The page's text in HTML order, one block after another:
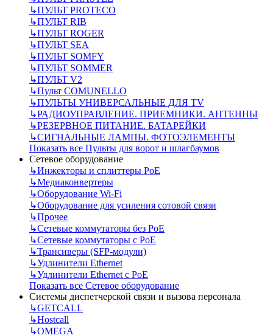
↳ПУЛЬТ PROTECO
↳ПУЛЬТ RIB
↳ПУЛЬТ ROGER
↳ПУЛЬТ SEA
↳ПУЛЬТ SOMFY
↳ПУЛЬТ SOMMER
↳ПУЛЬТ V2
↳Пульт СOMUNELLO
↳ПУЛЬТЫ УНИВЕРСАЛЬНЫЕ ДЛЯ TV
↳РАДИОУПРАВЛЕНИЕ. ПРИЕМНИКИ. АНТЕННЫ
↳РЕЗЕРВНОЕ ПИТАНИЕ. БАТАРЕЙКИ
↳СИГНАЛЬНЫЕ ЛАМПЫ. ФОТОЭЛЕМЕНТЫ
Показать все Пульты для ворот и шлагбаумов
Сетевое оборудование
↳Инжекторы и сплиттеры РоЕ
↳Медиаконвертеры
↳Оборудование Wi-Fi
↳Оборудование для усиления сотовой связи
↳Прочее
↳Сетевые коммутаторы без РоЕ
↳Сетевые коммутаторы с РоЕ
↳Трансиверы (SFP-модули)
↳Удлинители Ethernet
↳Удлинители Ethernet с PoE
Показать все Сетевое оборудование
Системы диспетчерской связи и вызова персонала
↳GETCALL
↳Hostcall
↳OMEGA